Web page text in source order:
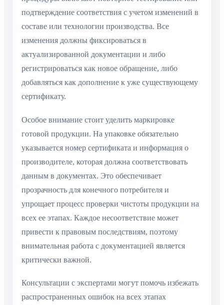
подтверждение соответствия с учетом изменений в
составе или технологии производства. Все
изменения должны фиксироваться в
актуализированной документации и либо
регистрироваться как новое обращение, либо
добавляться как дополнение к уже существующему
сертификату.
Особое внимание стоит уделить маркировке
готовой продукции. На упаковке обязательно
указывается номер сертификата и информация о
производителе, которая должна соответствовать
данным в документах. Это обеспечивает
прозрачность для конечного потребителя и
упрощает процесс проверки чистоты продукции на
всех ее этапах. Каждое несоответствие может
привести к правовым последствиям, поэтому
внимательная работа с документацией является
критически важной.
Консультации с экспертами могут помочь избежать
распространенных ошибок на всех этапах